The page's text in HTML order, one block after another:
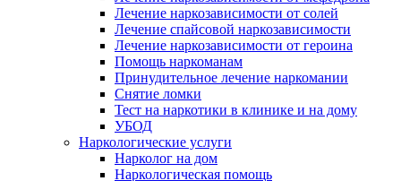
Лечение наркозависимости от солей
Лечение спайсовой наркозависимости
Лечение наркозависимости от героина
Помощь наркоманам
Принудительное лечение наркомании
Снятие ломки
Тест на наркотики в клинике и на дому
УБОД
Наркологические услуги
Нарколог на дом
Наркологическая помощь